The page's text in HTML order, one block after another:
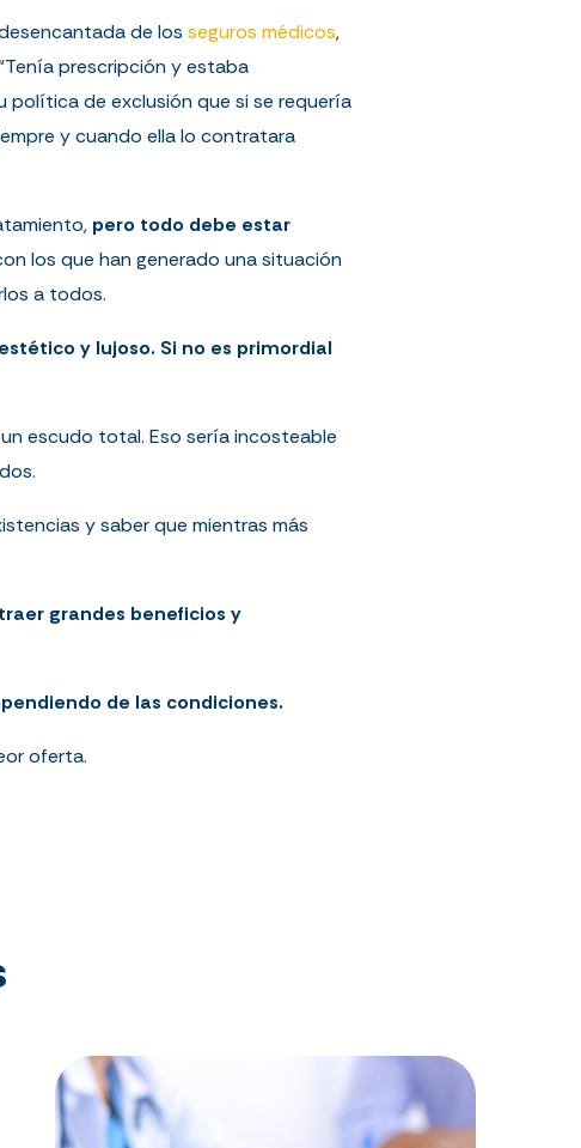
de los seguros médicos,
prescripción y estaba
de exclusión que si se requería
y cuando ella lo contratara
pero todo debe estar
los que han generado una situación
a todos.
y lujoso. Si no es primordial
escudo total. Eso sería incosteable
y saber que mientras más
grandes beneficios y
de las condiciones.
oferta.